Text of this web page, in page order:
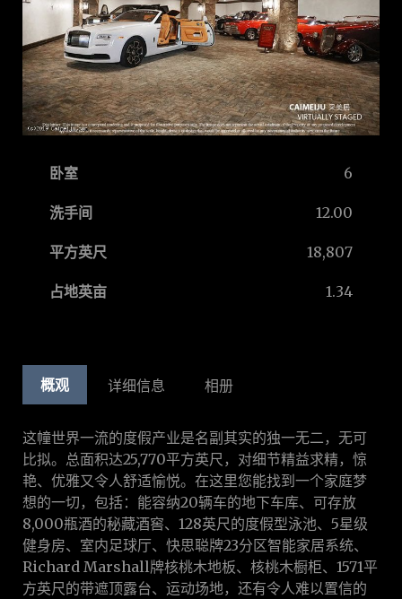
卧室 6
洗手间 12.00
平方英尺 18,807
占地英亩 1.34
概观 详细信息 相册
这幢世界一流的度假产业是名副其实的独一无二，无可
比拟。总面积达25,770平方英尺，对细节精益求精，惊
艳、优雅又令人舒适愉悦。在这里您能找到一个家庭梦
想的一切，包括：能容纳20辆车的地下车库、可存放
8,000瓶酒的秘藏酒窖、128英尺的度假型泳池、5星级
健身房、室内足球厅、快思聪牌23分区智能家居系统、
Richard Marshall牌核桃木地板、核桃木橱柜、1571平
方英尺的带遮顶露台、运动场地，还有令人难以置信的